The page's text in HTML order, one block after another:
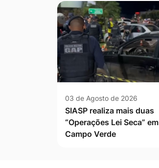
03 de Agosto de 2026
SIASP realiza mais duas
“Operações Lei Seca” em
Campo Verde